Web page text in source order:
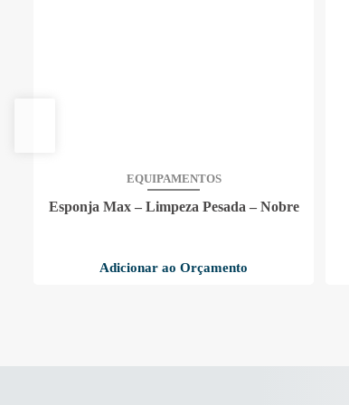
EQUIPAMENTOS
Esponja Max – Limpeza Pesada – Nobre
Adicionar ao Orçamento